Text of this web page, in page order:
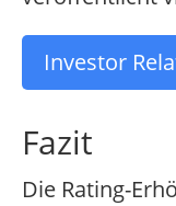
Investor
Fazit
Die Rating-